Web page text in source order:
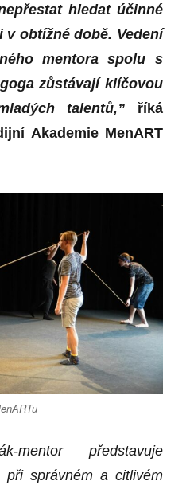
hledat účinné
v obtížné době. Vedení
mentora spolu s
zůstávají klíčovou
talentů,” říká
Akademie MenART
mentor představuje
správném a citlivém